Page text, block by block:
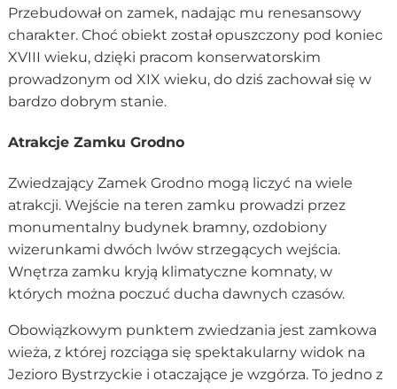
Przebudował on zamek, nadając mu renesansowy
charakter. Choć obiekt został opuszczony pod koniec
XVIII wieku, dzięki pracom konserwatorskim
prowadzonym od XIX wieku, do dziś zachował się w
bardzo dobrym stanie.
Atrakcje Zamku Grodno
Zwiedzający Zamek Grodno mogą liczyć na wiele
atrakcji. Wejście na teren zamku prowadzi przez
monumentalny budynek bramny, ozdobiony
wizerunkami dwóch lwów strzegących wejścia.
Wnętrza zamku kryją klimatyczne komnaty, w
których można poczuć ducha dawnych czasów.
Obowiązkowym punktem zwiedzania jest zamkowa
wieża, z której rozciąga się spektakularny widok na
Jezioro Bystrzyckie i otaczające je wzgórza. To jedno z